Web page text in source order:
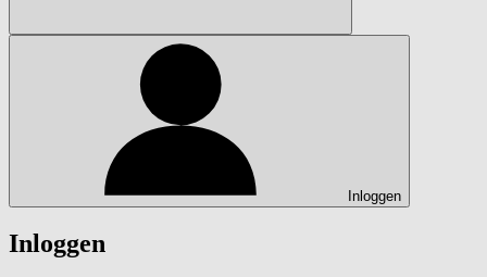
Inloggen
Inloggen